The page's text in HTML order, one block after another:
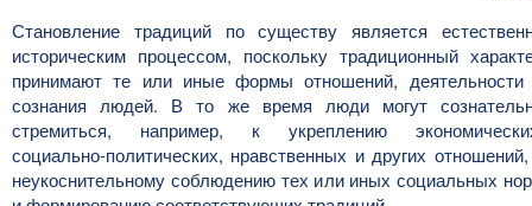
Становление традиций по существу является
историческим процессом, поскольку традиционный
принимают те или иные формы отношений, деятельности
сознания людей. В то же время люди могут
стремиться, например, к укреплению
социально-политических, нравственных и других
неукоснительному соблюдению тех или иных социальных